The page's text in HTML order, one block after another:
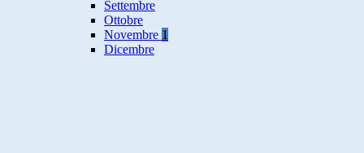
Settembre
Ottobre
Novembre 1
Dicembre